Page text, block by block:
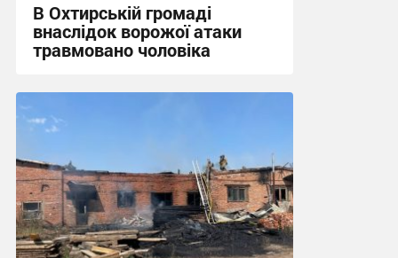
В Охтирській громаді
внаслідок ворожої атаки
травмовано чоловіка
09:21 сьогодні